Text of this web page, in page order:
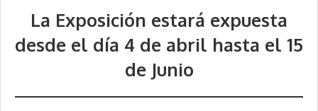
La Exposición estará expuesta
desde el día 4 de abril hasta el 15
de Junio